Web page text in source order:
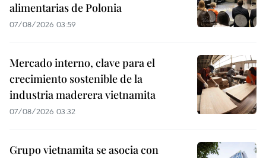
alimentarias de Polonia
07/08/2026 03:59
Mercado interno, clave para el
crecimiento sostenible de la
industria maderera vietnamita
07/08/2026 03:32
Grupo vietnamita se asocia con